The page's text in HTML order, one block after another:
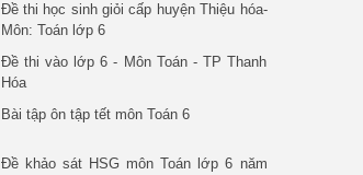
Đề thi học sinh giỏi cấp huyện Thiệu hóa-
Môn: Toán lớp 6
Đề thi vào lớp 6 - Môn Toán - TP Thanh
Hóa
Bài tập ôn tập tết môn Toán 6
Đề khảo sát HSG môn Toán lớp 6 năm